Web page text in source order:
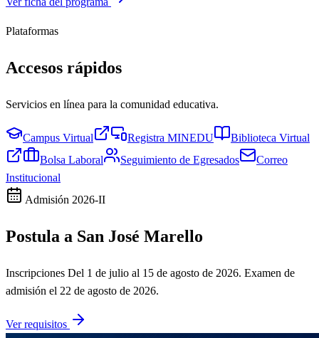
Plataformas
Accesos rápidos
Servicios en línea para la comunidad educativa.
Campus Virtual Registra MINEDU
Biblioteca Virtual
Bolsa Laboral
Seguimiento de Egresados
Correo
Institucional
Admisión 2026-II
Postula a San José Marello
Inscripciones Del 1 de julio al 15 de agosto de 2026. Examen de
admisión el 22 de agosto de 2026.
Ver requisitos